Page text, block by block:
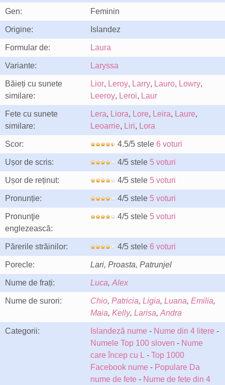
Gen: Feminin
Origine: Islandez
Formular de: Laura
Variante: Laryssa
Băieți cu sunete
similare:
Lior, Leroy, Larry, Lauro, Lowry,
Leeroy, Leroi, Laur
Fete cu sunete
similare:
Lera, Liora, Lore, Leira, Laure,
Leoarrie, Liri, Lora
Scor: 4.5/5 stele 6 voturi
Ușor de scris: 4/5 stele 5 voturi
Ușor de reținut: 4/5 stele 5 voturi
Pronunție: 4/5 stele 5 voturi
Pronunţie
englezească:
4/5 stele 5 voturi
Părerile străinilor: 4/5 stele 6 voturi
Porecle: Lari, Proasta, Patrunjel
Nume de frați: Luca, Alex
Nume de surori: Chio, Patricia, Ligia, Luana, Emilia,
Maia, Kelly, Larisa, Andra
Categorii: Islandeză nume - Nume din 4 litere -
Numele Top 100 sloven - Nume
care încep cu L - Top 1000
Facebook nume - Populare Da
nume de fete - Nume de fete din 4